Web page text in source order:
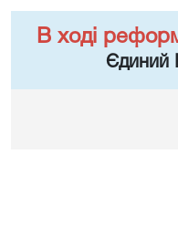
В ході
Єдиний